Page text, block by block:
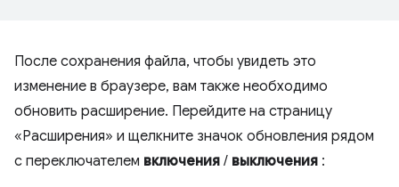
После сохранения файла, чтобы увидеть это
изменение в браузере, вам также необходимо
обновить расширение. Перейдите на страницу
«Расширения» и щелкните значок обновления рядом
с переключателем включения / выключения :